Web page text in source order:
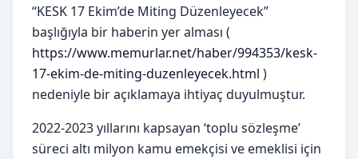
“KESK 17 Ekim’de Miting Düzenleyecek”
başlığıyla bir haberin yer alması (
https://www.memurlar.net/haber/994353/kesk-
17-ekim-de-miting-duzenleyecek.html )
nedeniyle bir açıklamaya ihtiyaç duyulmuştur.
2022-2023 yıllarını kapsayan ‘toplu sözleşme’
süreci altı milyon kamu emekçisi ve emeklisi için